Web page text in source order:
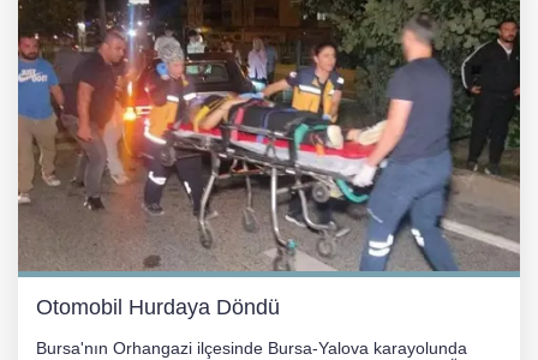
Otomobil Hurdaya Döndü
Bursa'nın Orhangazi ilçesinde Bursa-Yalova karayolunda